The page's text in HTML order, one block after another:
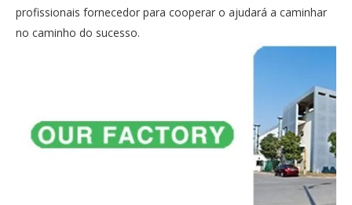
profissionais fornecedor para cooperar o ajudará a caminhar
no caminho do sucesso.